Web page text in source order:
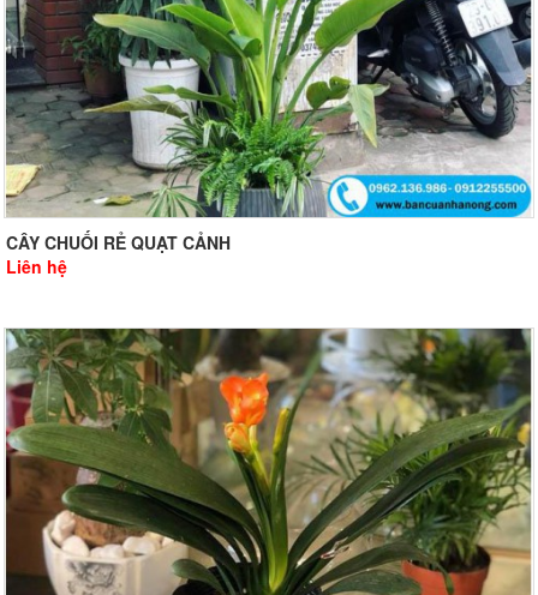
CÂY CHUỐI RẺ QUẠT CẢNH
Liên hệ